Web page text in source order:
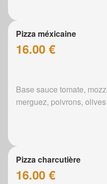
Pizza méxicaine
16.00 €
Base sauce tomate,
merguez, poivrons, olives
Pizza charcutière
16.00 €